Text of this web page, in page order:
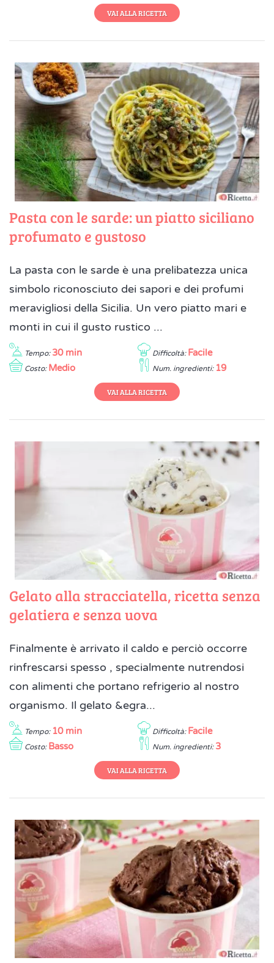
VAI ALLA RICETTA
Pasta con le sarde: un piatto siciliano
profumato e gustoso
La pasta con le sarde è una prelibatezza unica
simbolo riconosciuto dei sapori e dei profumi
meravigliosi della Sicilia. Un vero piatto mari e
monti in cui il gusto rustico ...
Tempo: 30 min Difficoltà: Facile
Costo: Medio Num. ingredienti: 19
VAI ALLA RICETTA
Gelato alla stracciatella, ricetta senza
gelatiera e senza uova
Finalmente è arrivato il caldo e perciò occorre
rinfrescarsi spesso , specialmente nutrendosi
con alimenti che portano refrigerio al nostro
organismo. Il gelato &egra...
Tempo: 10 min Difficoltà: Facile
Costo: Basso Num. ingredienti: 3
VAI ALLA RICETTA